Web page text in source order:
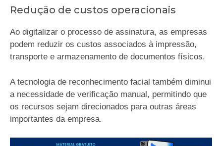
Redução de custos operacionais
Ao digitalizar o processo de assinatura, as empresas
podem reduzir os custos associados à impressão,
transporte e armazenamento de documentos físicos.
A tecnologia de reconhecimento facial também diminui
a necessidade de verificação manual, permitindo que
os recursos sejam direcionados para outras áreas
importantes da empresa.